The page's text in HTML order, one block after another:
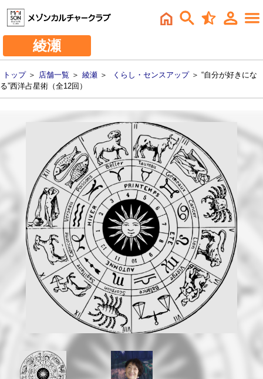
綾瀬
トップ＞ 店舗一覧 ＞ 綾瀬 ＞ くらし・センスアップ＞ “自分が好きにな
る”西洋占星術（全12回）